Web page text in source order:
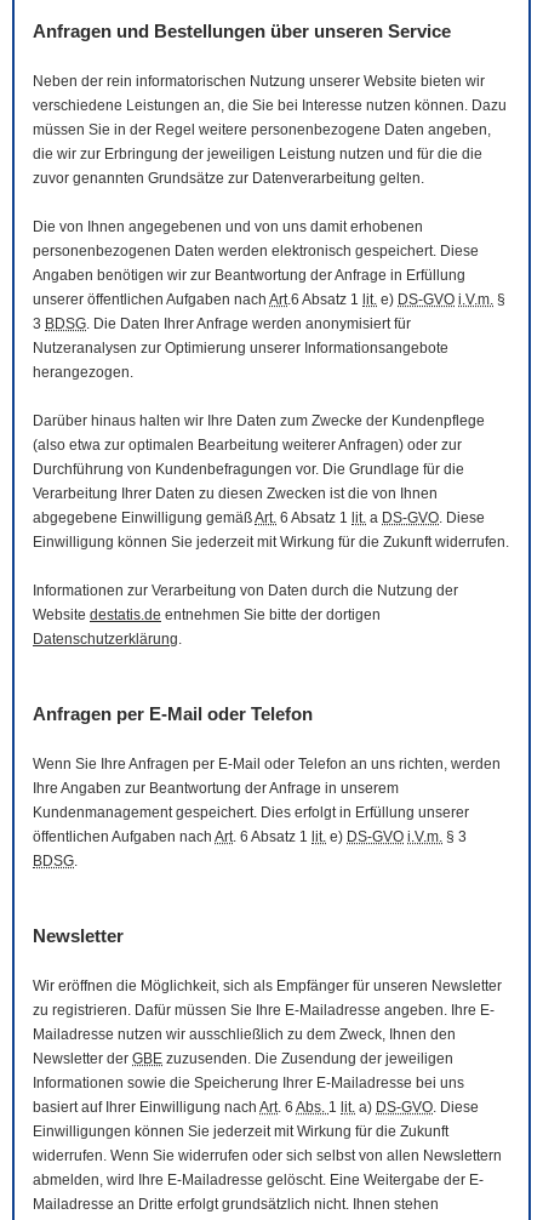
Anfragen und Bestellungen über unseren Service
Neben der rein informatorischen Nutzung unserer Website bieten wir
verschiedene Leistungen an, die Sie bei Interesse nutzen können. Dazu
müssen Sie in der Regel weitere personenbezogene Daten angeben,
die wir zur Erbringung der jeweiligen Leistung nutzen und für die die
zuvor genannten Grundsätze zur Datenverarbeitung gelten.
Die von Ihnen angegebenen und von uns damit erhobenen
personenbezogenen Daten werden elektronisch gespeichert. Diese
Angaben benötigen wir zur Beantwortung der Anfrage in Erfüllung
unserer öffentlichen Aufgaben nach Art.6 Absatz 1 lit. e) DS-GVO i.V.m. §
3 BDSG. Die Daten Ihrer Anfrage werden anonymisiert für
Nutzeranalysen zur Optimierung unserer Informationsangebote
herangezogen.
Darüber hinaus halten wir Ihre Daten zum Zwecke der Kundenpflege
(also etwa zur optimalen Bearbeitung weiterer Anfragen) oder zur
Durchführung von Kundenbefragungen vor. Die Grundlage für die
Verarbeitung Ihrer Daten zu diesen Zwecken ist die von Ihnen
abgegebene Einwilligung gemäßArt. 6 Absatz 1 lit. a DS-GVO. Diese
Einwilligung können Sie jederzeit mit Wirkung für die Zukunft widerrufen.
Informationen zur Verarbeitung von Daten durch die Nutzung der
Website destatis.de entnehmen Sie bitte der dortigen
Datenschutzerklärung.
Anfragen per E-Mail oder Telefon
Wenn Sie Ihre Anfragen per E-Mail oder Telefon an uns richten, werden
Ihre Angaben zur Beantwortung der Anfrage in unserem
Kundenmanagement gespeichert. Dies erfolgt in Erfüllung unserer
öffentlichen Aufgaben nach Art. 6 Absatz 1 lit. e) DS-GVO i.V.m. § 3
BDSG.
Newsletter
Wir eröffnen die Möglichkeit, sich als Empfänger für unseren Newsletter
zu registrieren. Dafür müssen Sie Ihre E-Mail adresse angeben. Ihre E-
Mail adresse nutzen wir ausschließlich zu dem Zweck, Ihnen den
Newsletter der GBE zuzusenden. Die Zusendung der jeweiligen
Informationen sowie die Speicherung Ihrer E-Mail adresse bei uns
basiert auf Ihrer Einwilligung nach Art. 6 Abs. 1 lit. a) DS-GVO. Diese
Einwilligungen können Sie jederzeit mit Wirkung für die Zukunft
widerrufen. Wenn Sie widerrufen oder sich selbst von allen Newslettern
abmelden, wird Ihre E-Mail adresse gelöscht. Eine Weitergabe der E-
Mail adresse an Dritte erfolgt grundsätzlich nicht. Ihnen stehen